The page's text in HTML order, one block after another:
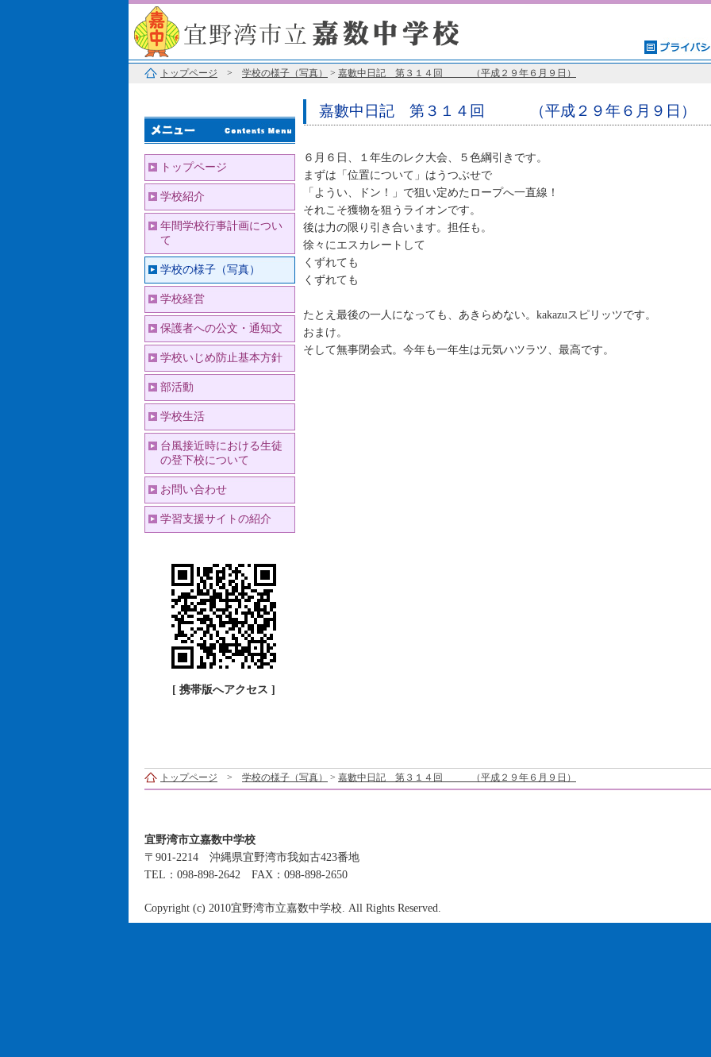
トップページ > 学校の様子（写真） > 嘉數中日記 第３１４回 （平成２９年６月９日）
嘉數中日記 第３１４回 （平成２９年６月９日）
６月６日、１年生のレク大会、５色綱引きです。
まずは「位置について」はうつぶせで
「ようい、ドン！」で狙い定めたロープへ一直線！
それこそ獲物を狙うライオンです。
後は力の限り引き合います。担任も。
徐々にエスカレートして
くずれても
くずれても
たとえ最後の一人になっても、あきらめない。kakazuスピリッツです。
おまけ。
そして無事閉会式。今年も一年生は元気ハツラツ、最高です。
トップページ
学校紹介
年間学校行事計画につい
て
学校の様子（写真）
学校経営
保護者への公文・通知文
学校いじめ防止基本方針
部活動
学校生活
台風接近時における生徒
の登下校について
お問い合わせ
学習支援サイトの紹介
[ 携帯版へアクセス ]
トップページ > 学校の様子（写真） > 嘉數中日記 第３１４回 （平成２９年６月９日）
宜野湾市立嘉数中学校
〒901-2214 沖縄県宜野湾市我如古423番地
TEL：098-898-2642 FAX：098-898-2650
Copyright (c) 2010宜野湾市立嘉数中学校. All Rights Reserved.